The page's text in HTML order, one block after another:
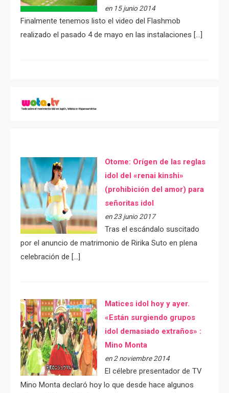
en 15 junio 2014
Finalmente tenemos listo el video del Flashmob
realizado el pasado 4 de mayo en las instalaciones […]
Otome: Orígen de las reglas
idol del «renai kinshi»
(prohibición del amor) para
señoritas idol
en 23 junio 2017
Tras el escándalo suscitado
por el anuncio de matrimonio de Ririka Suto en plena
celebración de […]
Matices idol hoy y ayer.
«Están surgiendo grupos
idol demasiado extraños» :
Mino Monta
en 2 noviembre 2014
El célebre presentador de TV
Mino Monta declaró hoy lo que desde hace algunos